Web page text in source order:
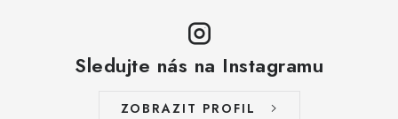
Sledujte nás na Instagramu
ZOBRAZIT PROFIL